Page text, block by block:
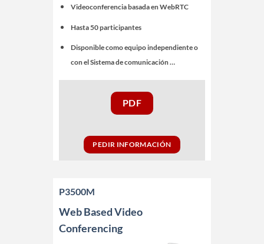
Videoconferencia basada en WebRTC
Hasta 50 participantes
Disponible como equipo independiente o
con el Sistema de comunicación …
PDF
PEDIR INFORMACIÓN
P3500M
Web Based Video
Conferencing